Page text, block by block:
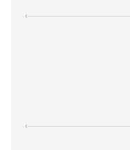
›
›